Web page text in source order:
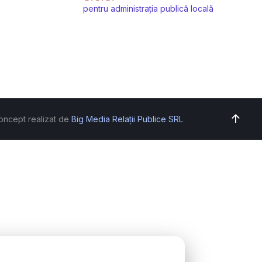
pentru administrația publică locală
realizat de Big Media Relații Publice SRL